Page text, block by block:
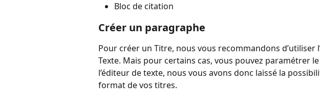
Bloc de citation
Créer un paragraphe
Pour créer un Titre, nous vous recommandons d’utiliser
Texte. Mais pour certains cas, vous pouvez paramétrer
l’éditeur de texte, nous vous avons donc laissé la
format de vos titres.